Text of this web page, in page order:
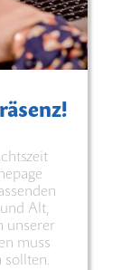
Alt,
unserer
muss
sollten.